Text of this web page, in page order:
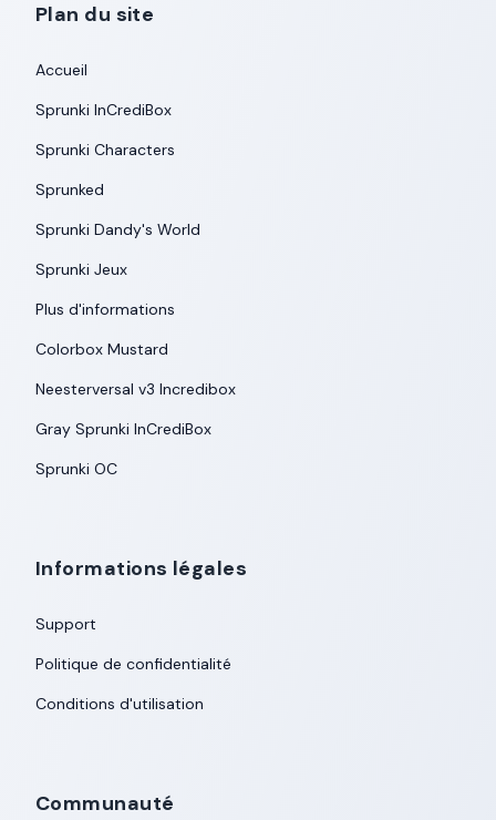
Plan du site
Accueil
Sprunki InCrediBox
Sprunki Characters
Sprunked
Sprunki Dandy's World
Sprunki Jeux
Plus d'informations
Colorbox Mustard
Neesterversal v3 Incredibox
Gray Sprunki InCrediBox
Sprunki OC
Informations légales
Support
Politique de confidentialité
Conditions d'utilisation
Communauté